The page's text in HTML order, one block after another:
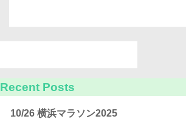
Recent Posts
10/26 横浜マラソン2025